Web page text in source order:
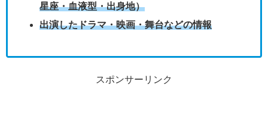
星座・血液型・出身地）
出演したドラマ・映画・舞台などの情報
スポンサーリンク